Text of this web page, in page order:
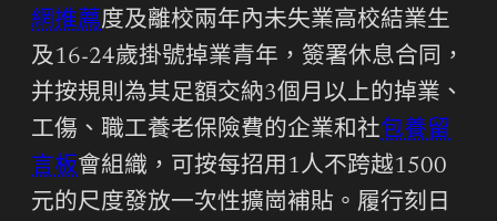
網推薦度及離校兩年內未失業高校結業生
及16-24歲掛號掉業青年，簽署休息合同，
并按規則為其足額交納3個月以上的掉業、
工傷、職工養老保險費的企業和社包養留
言板會組織，可按每招用1人不跨越1500
元的尺度發放一次性擴崗補貼。履行刻日